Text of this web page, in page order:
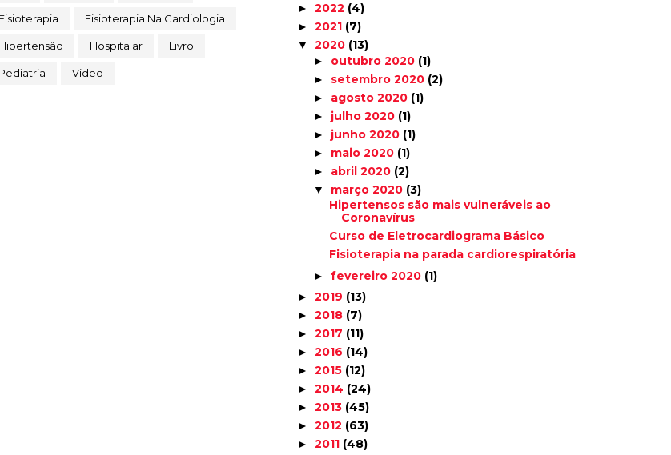
Fisioterapia Fisioterapia Na Cardiologia
Hipertensão Hospitalar Livro
Pediatria Video
►2022 (4)
►2021 (7)
▼2020 (13)
► outubro 2020 (1)
► setembro 2020 (2)
► agosto 2020 (1)
► julho 2020 (1)
► junho 2020 (1)
► maio 2020 (1)
► abril 2020 (2)
▼ março 2020 (3)
Hipertensos são mais vulneráveis ao
Coronavírus
Curso de Eletrocardiograma Básico
Fisioterapia na parada cardiorespiratória
►fevereiro 2020 (1)
►2019 (13)
►2018 (7)
►2017 (11)
►2016 (14)
►2015 (12)
►2014 (24)
►2013 (45)
►2012 (63)
►2011 (48)